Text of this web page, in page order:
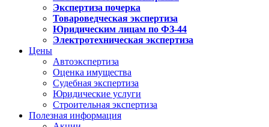
Экспертиза почерка
Товароведческая экспертиза
Юридическим лицам по ФЗ-44
Электротехническая экспертиза
Цены
Автоэкспертиза
Оценка имущества
Судебная экспертиза
Юридические услуги
Строительная экспертиза
Полезная информация